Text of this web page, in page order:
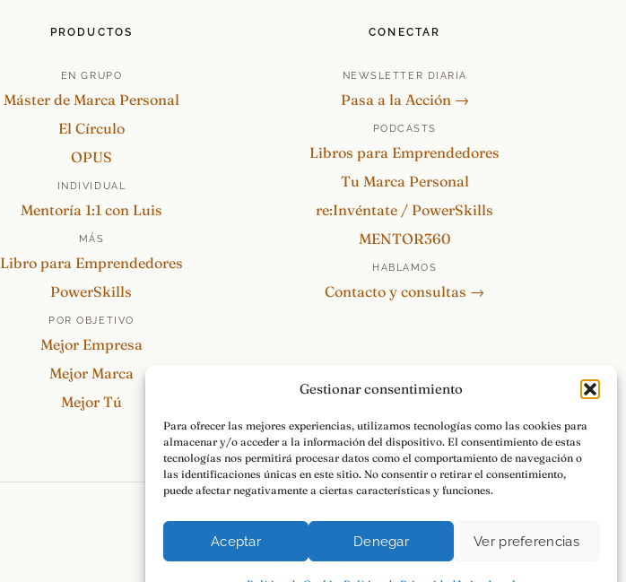
Gestionar consentimiento
Para ofrecer las mejores experiencias, utilizamos tecnologías como las cookies para
almacenar y/o acceder a la información del dispositivo. El consentimiento de estas
tecnologías nos permitirá procesar datos como el comportamiento de navegación o
las identificaciones únicas en este sitio. No consentir o retirar el consentimiento,
puede afectar negativamente a ciertas características y funciones.
Aceptar Denegar Ver preferencias
PRODUCTOS
EN GRUPO
Máster de Marca Personal
El Círculo
OPUS
INDIVIDUAL
Mentoría 1:1 con Luis
MÁS
Libro para Emprendedores
PowerSkills
POR OBJETIVO
Mejor Empresa
Mejor Marca
Mejor Tú
CONECTAR
NEWSLETTER DIARIA
Pasa a la Acción →
PODCASTS
Libros para Emprendedores
Tu Marca Personal
re:Invéntate / PowerSkills
MENTOR360
HABLAMOS
Contacto y consultas →
Pasa a la Acción.